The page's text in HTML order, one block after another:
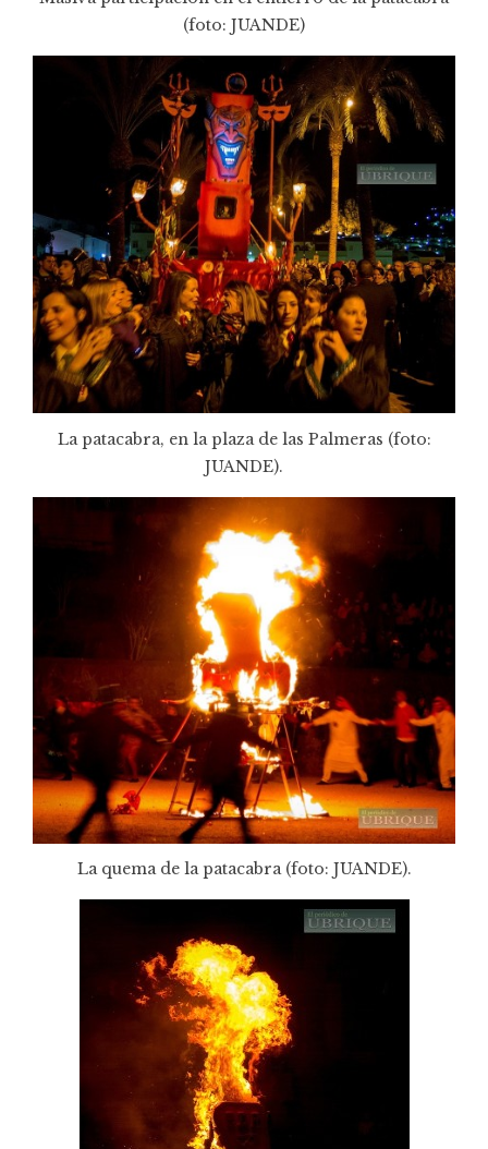
(foto: JUANDE)
La patacabra, en la plaza de las Palmeras (foto:
JUANDE).
La quema de la patacabra (foto: JUANDE).